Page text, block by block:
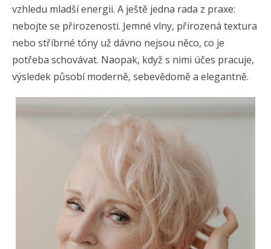
vzhledu mladší energii. A ještě jedna rada z praxe:
nebojte se přirozenosti. Jemné vlny, přirozená textura
nebo stříbrné tóny už dávno nejsou něco, co je
potřeba schovávat. Naopak, když s nimi účes pracuje,
výsledek působí moderně, sebevědomě a elegantně.